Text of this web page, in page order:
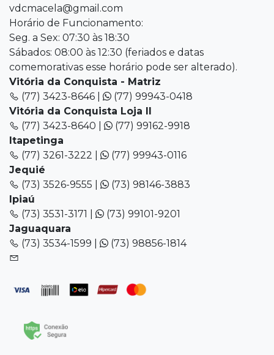
vdcmacela@gmail.com
Horário de Funcionamento:
Seg. a Sex: 07:30 às 18:30
Sábados: 08:00 às 12:30 (feriados e datas
comemorativas esse horário pode ser alterado).
Vitória da Conquista - Matriz
(77) 3423-8646 |
(77) 99943-0418
Vitória da Conquista Loja II
(77) 3423-8640 |
(77) 99162-9918
Itapetinga
(77) 3261-3222 |
(77) 99943-0116
Jequié
(73) 3526-9555 |
(73) 98146-3883
Ipiaú
(73) 3531-3171 |
(73) 99101-9201
Jaguaquara
(73) 3534-1599 |
(73) 98856-1814